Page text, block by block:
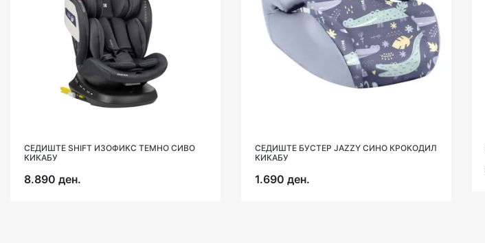
СЕДИШТЕ SHIFT ИЗОФИКС ТЕМНО СИВО
КИКАБУ
8.890 ден.
СЕДИШТЕ БУСТЕР JAZZY СИНО КРОКОДИЛ
КИКАБУ
1.690 ден.